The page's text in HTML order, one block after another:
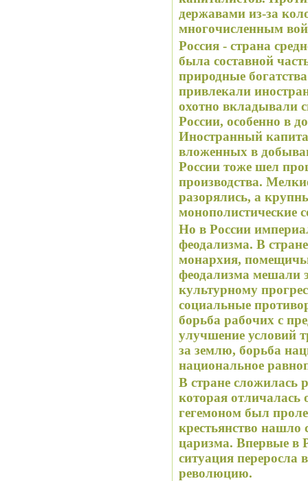
державами из-за
многочисленным
Россия - страна
была составной
природные
привлекали
охотно вкладывали
России, особенно в
Иностранный
вложенных в
России тоже шел
производства.
разорялись, а
монополистические
Но в России
феодализма. В
монархия,
феодализма мешали
культурному
социальные
борьба рабочих с
улучшение условий
за землю, борьба
национальное
В стране сложилась
которая отличалась
гегемоном был
крестьянство нашло
царизма. Впервые в
ситуация
революцию.